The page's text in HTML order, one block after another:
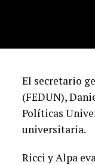
El secretario
(FEDUN),
Políticas
universitaria.
Ricci y Alpa